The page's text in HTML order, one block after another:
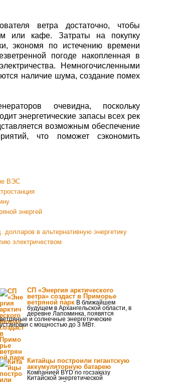
ветра достаточно, чтобы
или кафе. Затраты на покупку
экономя по истечению времени
погоде накопленная в
Немногочисленными
наличие шума, создание помех
очевидна, поскольку
энергетические запасы всех рек
возможным обеспечение
что поможет сэкономить
ВЭС
энергей
в альтернативную энергетику
электричеством
СП «Энергия арктического
ветра» создаст в Приморье
ветряной парк В ближайшем
будущем в Архангельской области, в
деревне Лапоминка, появятся
ветряные и солнечные энергетические
установки с мощностью до 3 МВт.
Китайцы построили гигантскую
аккумуляторную батарею
Компанией BYD по госзаказу
Китайской энергетической